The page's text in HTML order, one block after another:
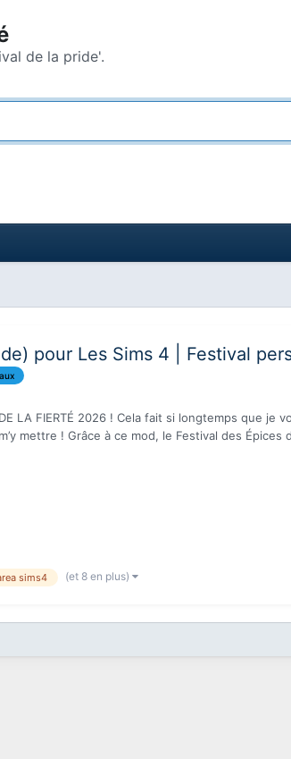
de la pride'.
pour Les Sims 4 | Festival
LA FIERTÉ 2026 ! Cela fait si longtemps que
mettre ! Grâce à ce mod, le Festival des
sims4 (et 8 en plus)